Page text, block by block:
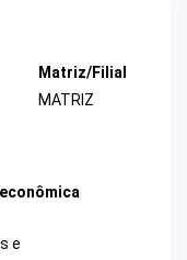
Matriz/Filial
MATRIZ
e